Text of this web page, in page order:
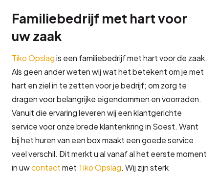
Familiebedrijf met hart voor
uw zaak
Tiko Opslagis een familiebedrijf met hart voor de zaak.
Als geen ander weten wij wat het betekent om je met
hart en ziel in te zetten voor je bedrijf; om zorg te
dragen voor belangrijke eigendommen en voorraden.
Vanuit die ervaring leveren wij een klantgerichte
service voor onze brede klantenkring in Soest. Want
bij het huren van een box maakt een goede service
veel verschil. Dit merkt u al vanaf al het eerste moment
in uwcontactmet Tiko Opslag. Wij zijn sterk